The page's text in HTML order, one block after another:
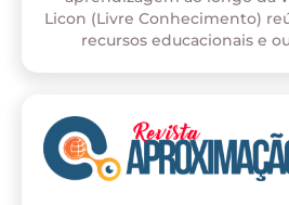
Licon (Livre Conhecimento)
recursos educacionais e